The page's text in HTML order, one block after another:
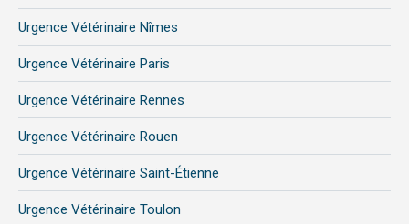
Urgence Vétérinaire Nîmes
Urgence Vétérinaire Paris
Urgence Vétérinaire Rennes
Urgence Vétérinaire Rouen
Urgence Vétérinaire Saint-Étienne
Urgence Vétérinaire Toulon